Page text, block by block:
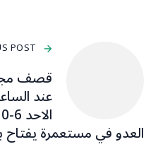
POST
قصف
العدو في مستعمرة